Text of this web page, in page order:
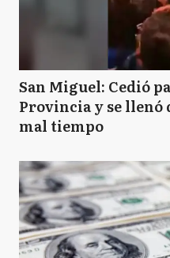
San Miguel: Cedió
Provincia y se llenó
mal tiempo